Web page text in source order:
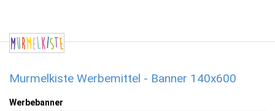
Murmelkiste Werbemittel - Banner 140x600
Werbebanner